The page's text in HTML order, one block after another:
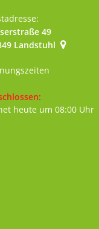
auszublenden
49
Landstuhl
um weitere
heute um 08:00 Uhr